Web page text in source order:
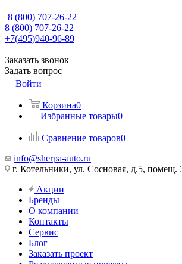
8 (800) 707-26-22
8 (800) 707-26-22
+7(495)940-96-89
Заказать звонок
Задать вопрос
Войти
Корзина0
Избранные товары0
Сравнение товаров0
info@sherpa-auto.ru
г. Котельники, ул. Сосновая, д.5, помещ.
Акции
Бренды
О компании
Контакты
Сервис
Блог
Заказать проект